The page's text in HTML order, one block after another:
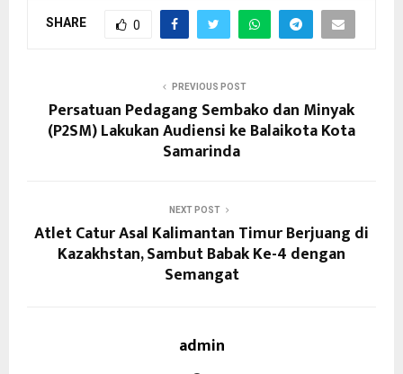
SHARE 0
PREVIOUS POST
Persatuan Pedagang Sembako dan Minyak
(P2SM) Lakukan Audiensi ke Balaikota Kota
Samarinda
NEXT POST
Atlet Catur Asal Kalimantan Timur Berjuang di
Kazakhstan, Sambut Babak Ke-4 dengan
Semangat
admin